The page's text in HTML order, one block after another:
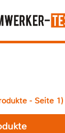
- Seite 1)